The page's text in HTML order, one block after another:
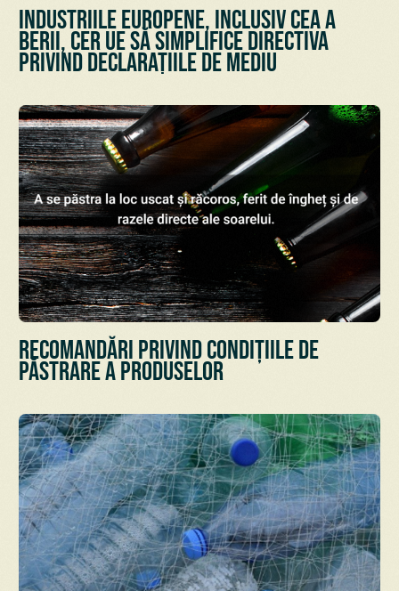
Industriile europene, inclusiv cea a
berii, cer UE să simplifice Directiva
privind declarațiile de mediu
Recomandări privind condițiile de
păstrare a Produselor